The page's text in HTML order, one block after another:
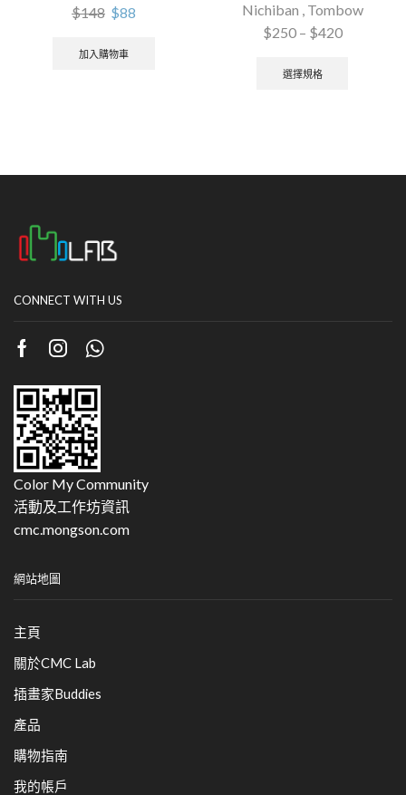
$148 $88
加入購物車
Nichiban , Tombow
$250 – $420
選擇規格
CONNECT WITH US
Color My Community
活動及工作坊資訊
cmc.mongson.com
網站地圖
主頁
關於CMC Lab
插畫家Buddies
產品
購物指南
我的帳戶